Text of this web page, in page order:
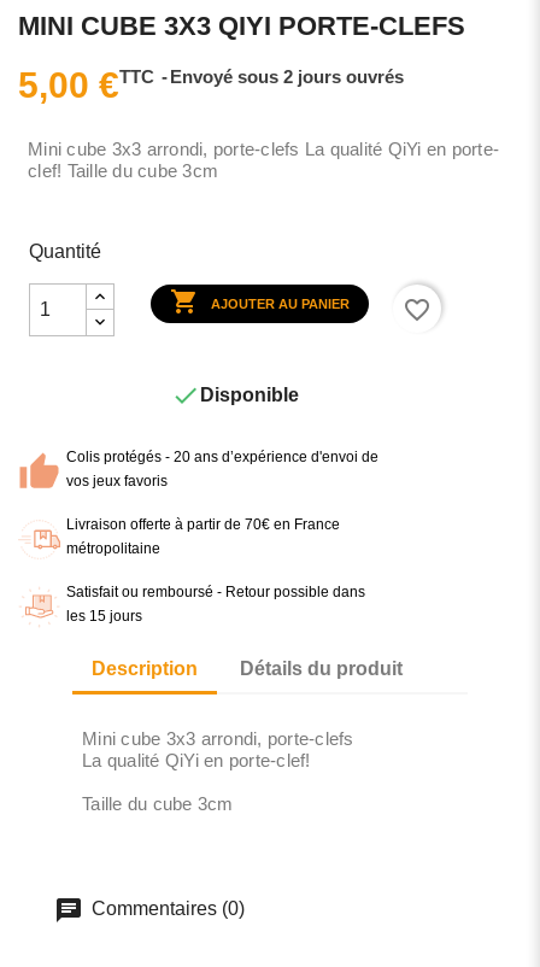
MINI CUBE 3X3 QIYI PORTE-CLEFS
5,00 €TTC Envoyé sous 2 jours ouvrés
Mini cube 3x3 arrondi, porte-clefs La qualité QiYi en porte-
clef! Taille du cube 3cm
Quantité
 AJOUTER AU PANIER favorite_border
 Disponible
Colis protégés - 20 ans d’expérience d'envoi de
vos jeux favoris
Livraison offerte à partir de 70€ en France
métropolitaine
Satisfait ou remboursé - Retour possible dans
les 15 jours
Description Détails du produit
Mini cube 3x3 arrondi, porte-clefs
La qualité QiYi en porte-clef!
Taille du cube 3cm
Commentaires (0)